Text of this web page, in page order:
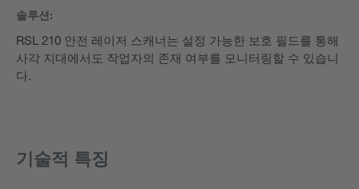
솔루션:
RSL 210 안전 레이저 스캐너는 설정 가능한 보호 필드를 통해
사각 지대에서도 작업자의 존재 여부를 모니터링할 수 있습니
다.
기술적 특징